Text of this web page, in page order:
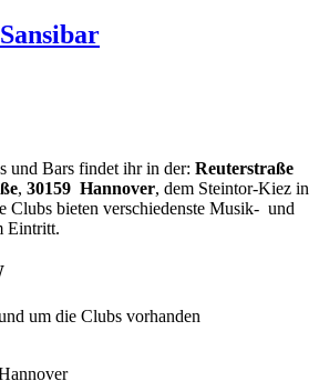
und Bars findet ihr in der: Reuterstraße
, 30159 Hannover, dem Steintor-Kiez in
Clubs bieten verschiedenste Musik- und
Eintritt.
um die Clubs vorhanden